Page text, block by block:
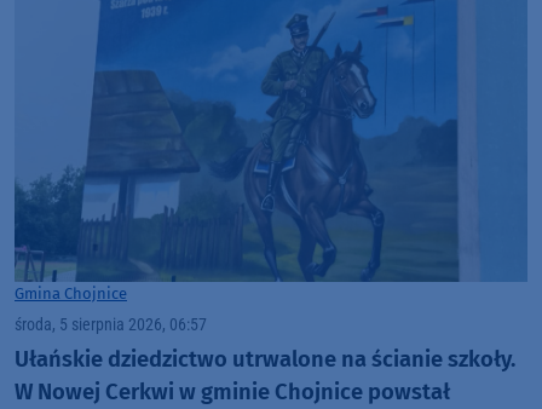
Gmina Chojnice
środa, 5 sierpnia 2026, 06:57
Ułańskie dziedzictwo utrwalone na ścianie szkoły.
W Nowej Cerkwi w gminie Chojnice powstał